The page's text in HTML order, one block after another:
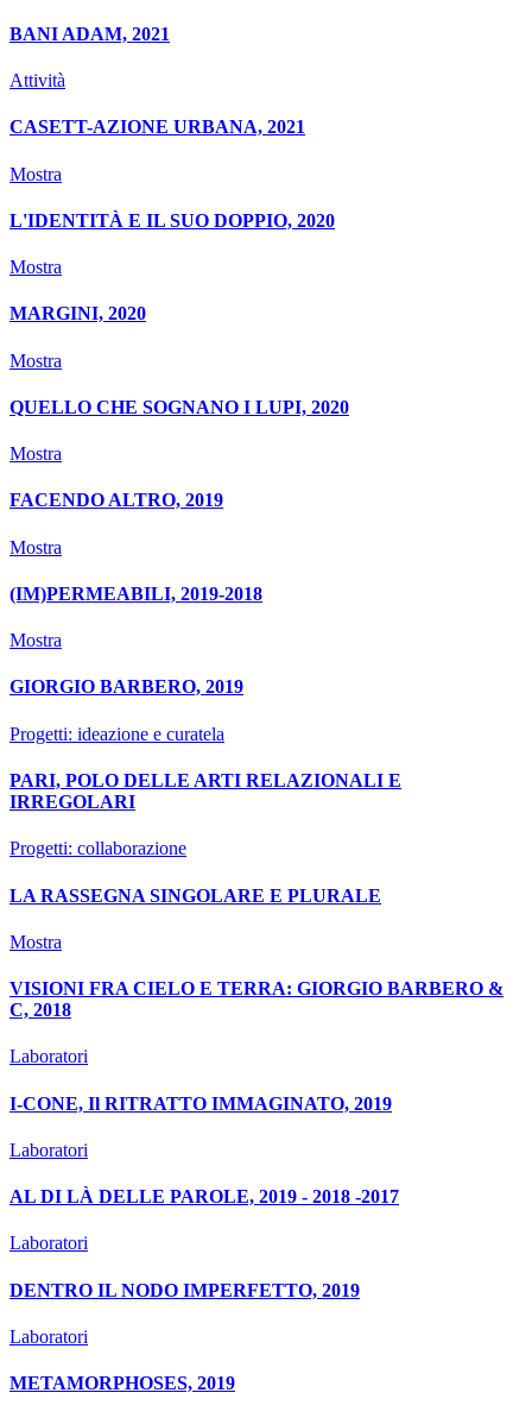
BANI ADAM, 2021
Attività
CASETT-AZIONE URBANA, 2021
Mostra
L'IDENTITÀ E IL SUO DOPPIO, 2020
Mostra
MARGINI, 2020
Mostra
QUELLO CHE SOGNANO I LUPI, 2020
Mostra
FACENDO ALTRO, 2019
Mostra
(IM)PERMEABILI, 2019-2018
Mostra
GIORGIO BARBERO, 2019
Progetti: ideazione e curatela
PARI, POLO DELLE ARTI RELAZIONALI E
IRREGOLARI
Progetti: collaborazione
LA RASSEGNA SINGOLARE E PLURALE
Mostra
VISIONI FRA CIELO E TERRA: GIORGIO BARBERO &
C, 2018
Laboratori
I-CONE, Il RITRATTO IMMAGINATO, 2019
Laboratori
AL DI LÀ DELLE PAROLE, 2019 - 2018 -2017
Laboratori
DENTRO IL NODO IMPERFETTO, 2019
Laboratori
METAMORPHOSES, 2019